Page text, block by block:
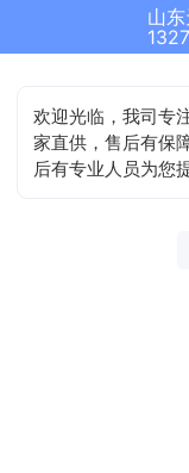
欢迎光临，我司专
家直供，售后有保
后有专业人员为您